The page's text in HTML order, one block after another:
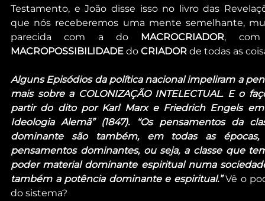
Testamento, e João disse isso no livro das
que nós receberemos uma mente semelhante,
parecida com a do MACROCRIADOR
MACROPOSSIBILIDADE do CRIADOR de todas as
Alguns Episódios da política nacional impeliram a
mais sobre a COLONIZAÇÃO INTELECTUAL. E o
partir do dito por Karl Marx e Friedrich Engels em
Ideologia Alemã” (1847). “Os pensamentos da
dominante são também, em todas as épocas,
pensamentos dominantes, ou seja, a classe que
poder material dominante espiritual numa
também a potência dominante e espiritual.” Vê o
do sistema?